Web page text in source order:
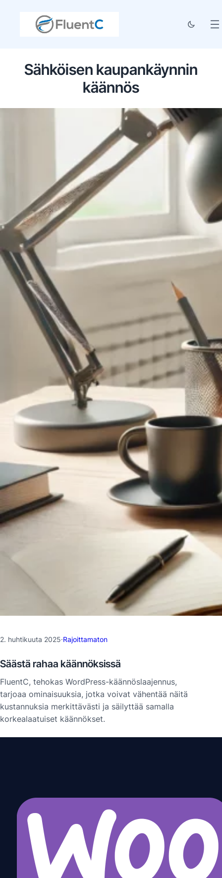
Sähköisen kaupankäynnin
käännös
2. huhtikuuta 2025·Rajoittamaton
Säästä rahaa käännöksissä
FluentC, tehokas WordPress-käännöslaajennus,
tarjoaa ominaisuuksia, jotka voivat vähentää näitä
kustannuksia merkittävästi ja säilyttää samalla
korkealaatuiset käännökset.